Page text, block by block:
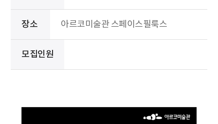
장소 아르코미술관 스페이스필룩스
모집인원